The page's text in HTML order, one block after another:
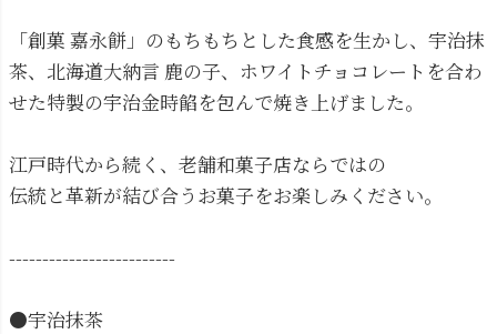
「創菓 嘉永餅」のもちもちとした食感を生かし、宇治抹
茶、北海道大納言 鹿の子、ホワイトチョコレートを合わ
せた特製の宇治金時餡を包んで焼き上げました。
江戸時代から続く、老舗和菓子店ならではの
伝統と革新が結び合うお菓子をお楽しみください。
-------------------------
●宇治抹茶